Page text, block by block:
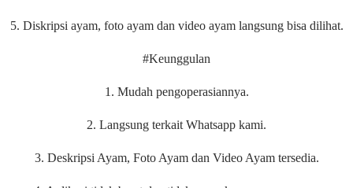
5. Diskripsi ayam, foto ayam dan video ayam langsung bisa dilihat.
#Keunggulan
1. Mudah pengoperasiannya.
2. Langsung terkait Whatsapp kami.
3. Deskripsi Ayam, Foto Ayam dan Video Ayam tersedia.